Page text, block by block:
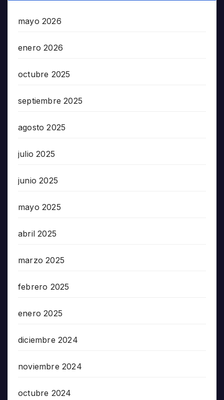
mayo 2026
enero 2026
octubre 2025
septiembre 2025
agosto 2025
julio 2025
junio 2025
mayo 2025
abril 2025
marzo 2025
febrero 2025
enero 2025
diciembre 2024
noviembre 2024
octubre 2024